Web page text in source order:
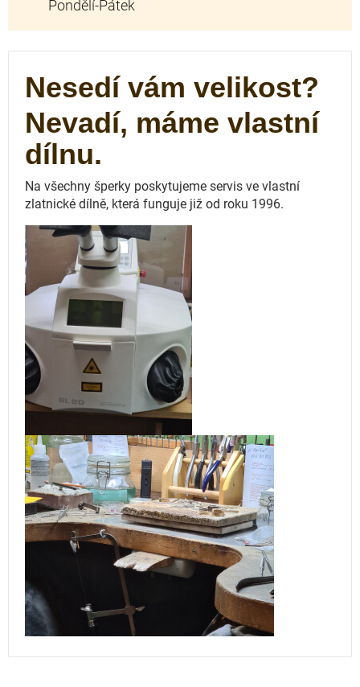
Nesedí vám velikost?
Nevadí, máme vlastní
dílnu.
Na všechny šperky poskytujeme servis ve vlastní
zlatnické dílně, která funguje již od roku 1996.